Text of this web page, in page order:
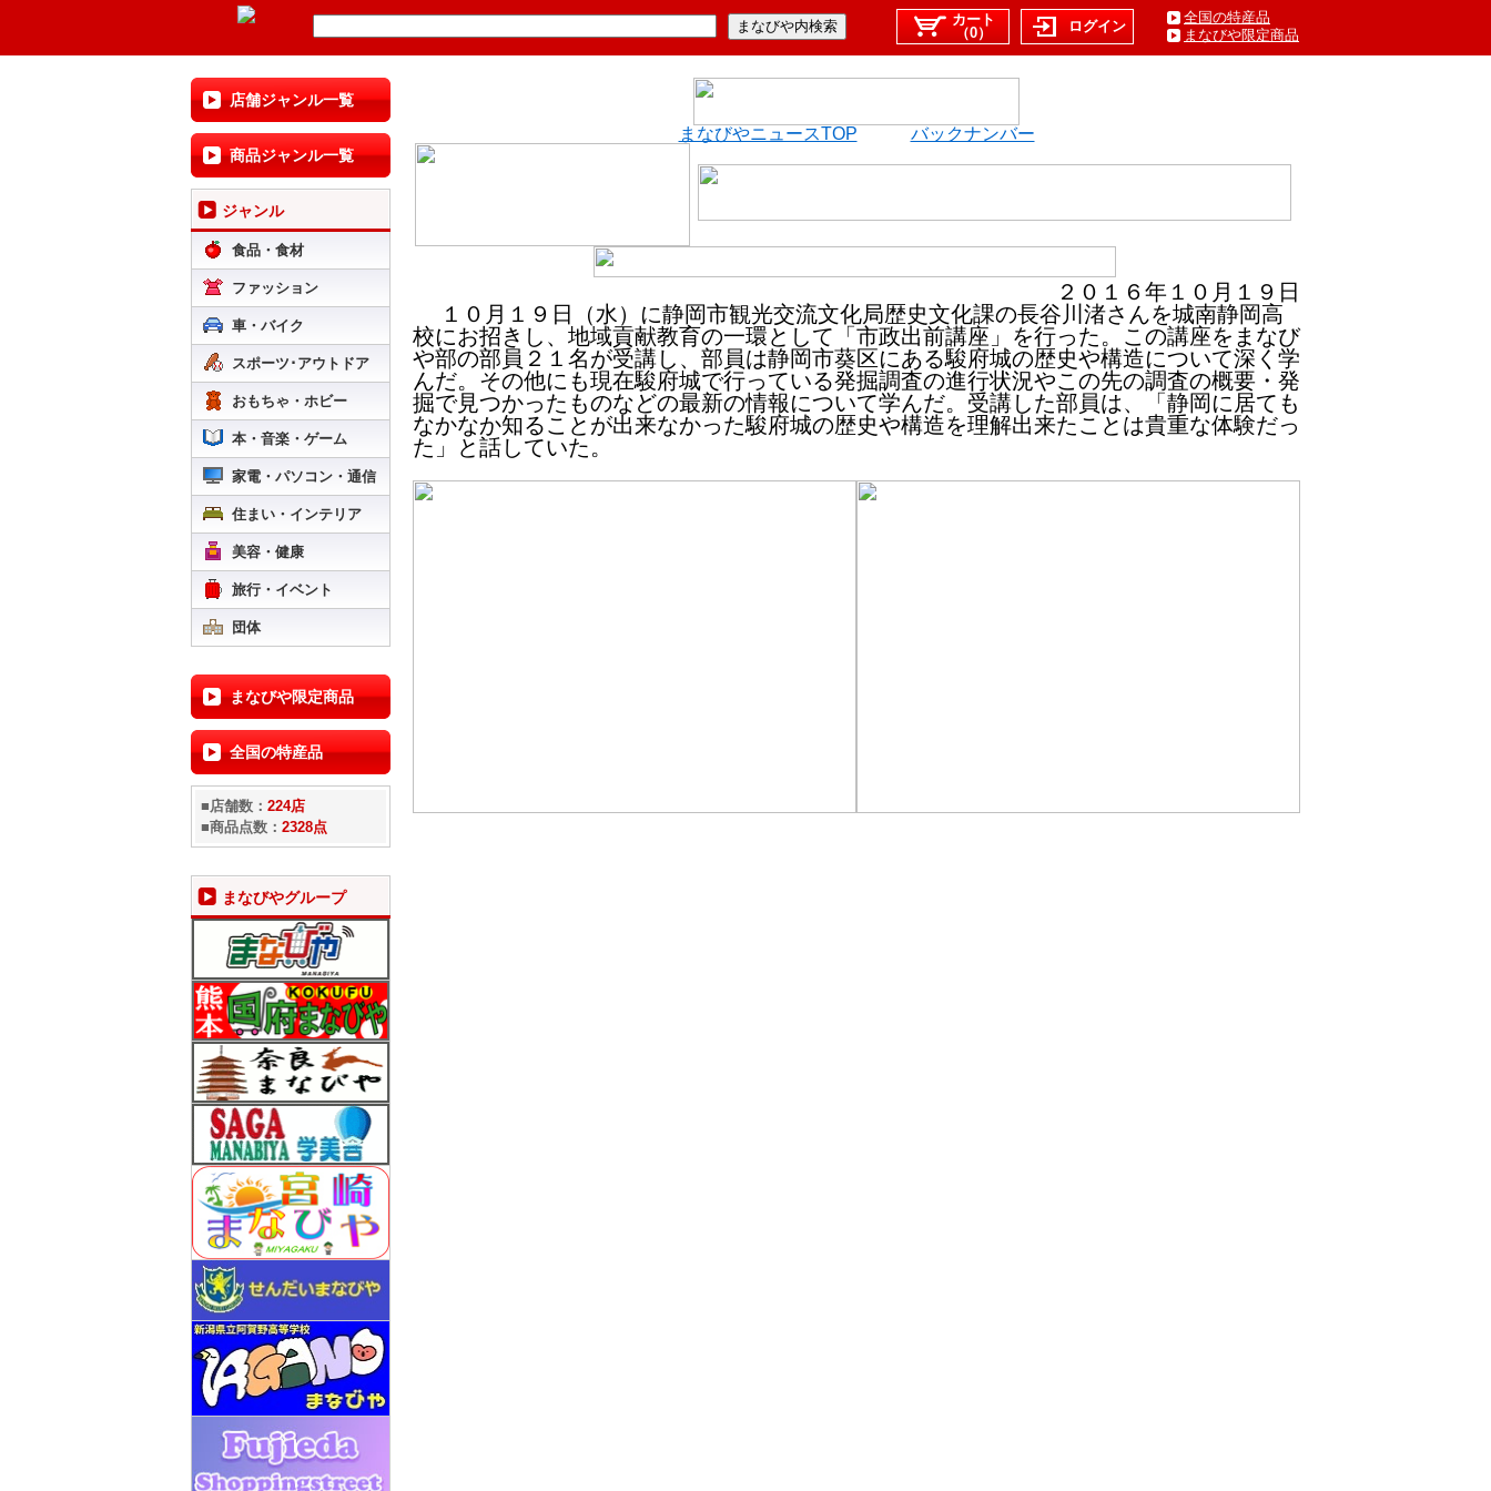
カート
（0）
ログイン
全国の特産品
まなびや限定商品
店舗ジャンル一覧
商品ジャンル一覧
ジャンル
食品・食材
ファッション
車・バイク
スポーツ･アウトドア
おもちゃ・ホビー
本・音楽・ゲーム
家電・パソコン・通信
住まい・インテリア
美容・健康
旅行・イベント
団体
まなびや限定商品
全国の特産品
■店舗数： 224店
■商品点数： 2328点
まなびやグループ
まなびやニュースTOP バックナンバー
２０１６年１０月１９日
１０月１９日（水）に静岡市観光交流文化局歴史文化課の長谷川渚さんを城南静岡高
校にお招きし、地域貢献教育の一環として「市政出前講座」を行った。この講座をまなび
や部の部員２１名が受講し、部員は静岡市葵区にある駿府城の歴史や構造について深く学
んだ。その他にも現在駿府城で行っている発掘調査の進行状況やこの先の調査の概要・発
掘で見つかったものなどの最新の情報について学んだ。受講した部員は、「静岡に居ても
なかなか知ることが出来なかった駿府城の歴史や構造を理解出来たことは貴重な体験だっ
た」と話していた。